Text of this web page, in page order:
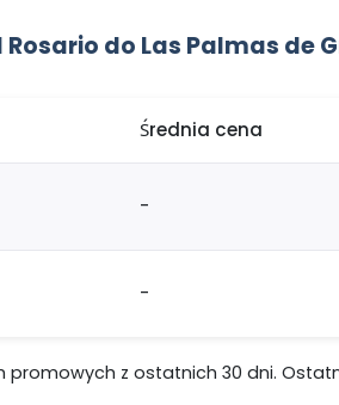
do Las Palmas de
Średnia cena
-
-
z ostatnich 30 dni.